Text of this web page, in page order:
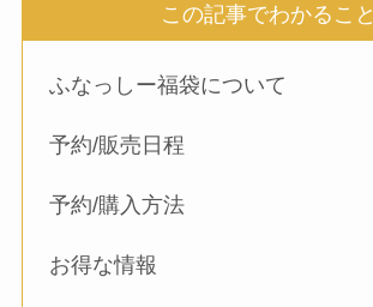
この記事でわかること
ふなっしー福袋について
予約/販売日程
予約/購入方法
お得な情報